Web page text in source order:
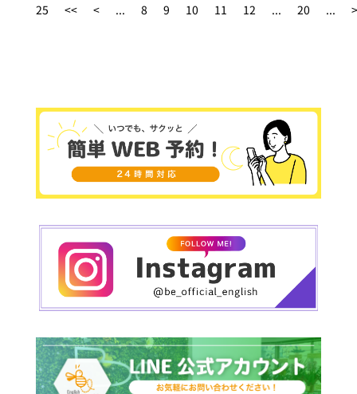
今頑張って後から楽をしていきましょう！！英語
25
<< < ... 8 9 10 11 12 ... 20 ... >